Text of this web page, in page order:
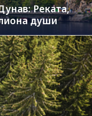
Реката,
души